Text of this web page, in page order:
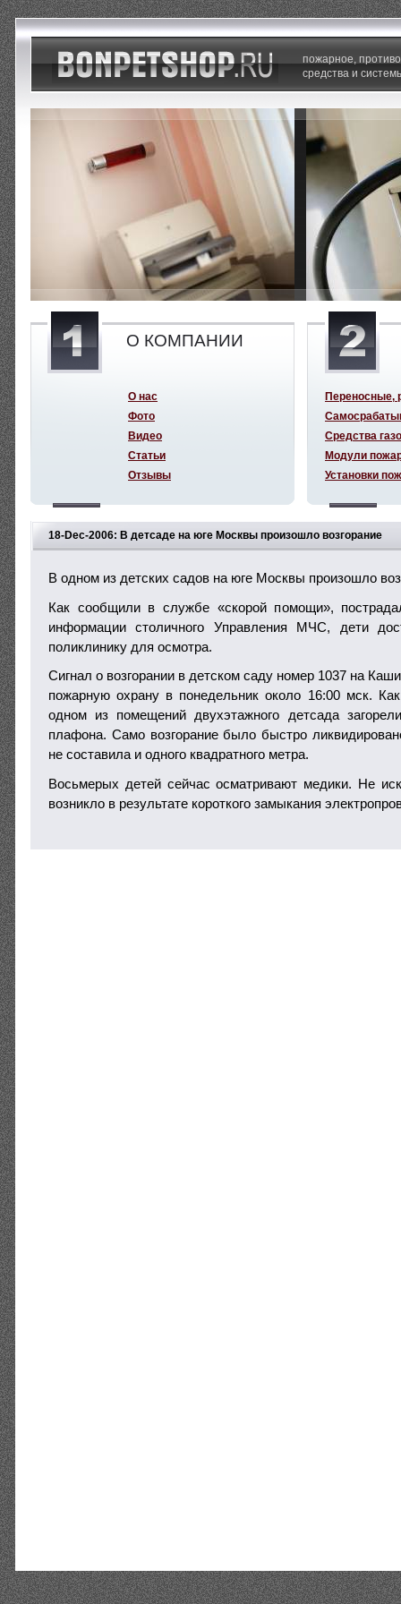
18-Dec-2006: В детсаде на юге Москвы произошло возгорание
В одном из детских садов на юге Москвы произошло
Как сообщили в службе «скорой помощи»,
информации столичного Управления МЧС, дети
поликлинику для осмотра.
Сигнал о возгорании в детском саду номер 1037 на
пожарную охрану в понедельник около 16:00 мск.
одном из помещений двухэтажного детсада
плафона. Само возгорание было быстро
не составила и одного квадратного метра.
Восьмерых детей сейчас осматривают медики. Не
возникло в результате короткого замыкания
пожарное,
средства и
О КОМПАНИИ
О нас
Фото
Видео
Статьи
Отзывы
Переносные,
Средства
Модули
Установки